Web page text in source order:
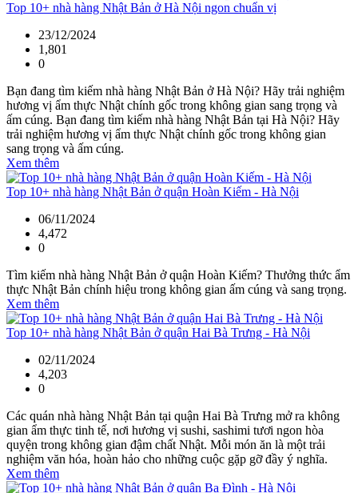
Top 10+ nhà hàng Nhật Bản ở Hà Nội ngon chuẩn vị
23/12/2024
1,801
0
Bạn đang tìm kiếm nhà hàng Nhật Bản ở Hà Nội? Hãy trải nghiệm
hương vị ẩm thực Nhật chính gốc trong không gian sang trọng và
ấm cúng. Bạn đang tìm kiếm nhà hàng Nhật Bản tại Hà Nội? Hãy
trải nghiệm hương vị ẩm thực Nhật chính gốc trong không gian
sang trọng và ấm cúng.
Xem thêm
Top 10+ nhà hàng Nhật Bản ở quận Hoàn Kiếm - Hà Nội
06/11/2024
4,472
0
Tìm kiếm nhà hàng Nhật Bản ở quận Hoàn Kiếm? Thưởng thức ẩm
thực Nhật Bản chính hiệu trong không gian ấm cúng và sang trọng.
Xem thêm
Top 10+ nhà hàng Nhật Bản ở quận Hai Bà Trưng - Hà Nội
02/11/2024
4,203
0
Các quán nhà hàng Nhật Bản tại quận Hai Bà Trưng mở ra không
gian ẩm thực tinh tế, nơi hương vị sushi, sashimi tươi ngon hòa
quyện trong không gian đậm chất Nhật. Mỗi món ăn là một trải
nghiệm văn hóa, hoàn hảo cho những cuộc gặp gỡ đầy ý nghĩa.
Xem thêm